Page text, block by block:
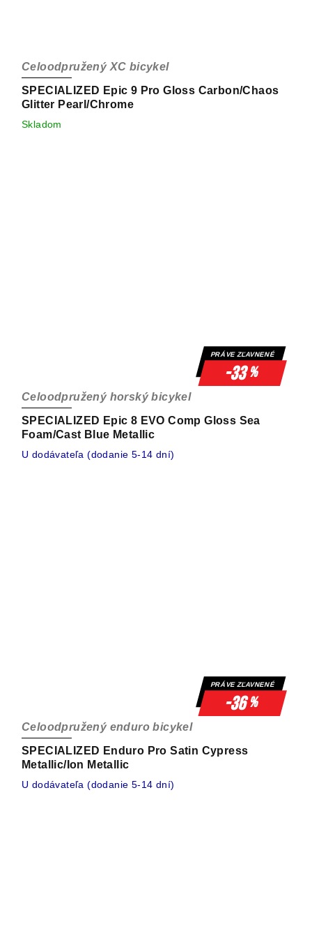
SPECIALIZED Epic 9 Pro Gloss Carbon/Chaos
Glitter Pearl/Chrome
Celoodpružený XC bicykel
Skladom
PRÁVE ZĽAVNENÉ
-33%
SPECIALIZED Epic 8 EVO Comp Gloss Sea
Foam/Cast Blue Metallic
Celoodpružený horský bicykel
U dodávateľa (dodanie 5-14 dní)
PRÁVE ZĽAVNENÉ
-36%
SPECIALIZED Enduro Pro Satin Cypress
Metallic/Ion Metallic
Celoodpružený enduro bicykel
U dodávateľa (dodanie 5-14 dní)